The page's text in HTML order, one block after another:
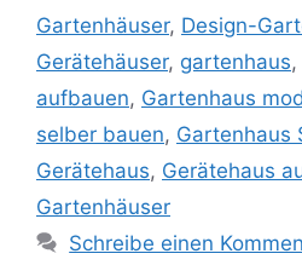
Gartenhäuser, Design-
Gerätehäuser, gartenhaus,
aufbauen, Gartenhaus
selber bauen, Gartenhaus
Gerätehaus, Gerätehaus
Gartenhäuser
Schreibe einen